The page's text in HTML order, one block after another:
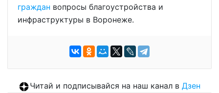
граждан вопросы благоустройства и
инфраструктуры в Воронеже.
Читай и подписывайся на наш канал в Дзен